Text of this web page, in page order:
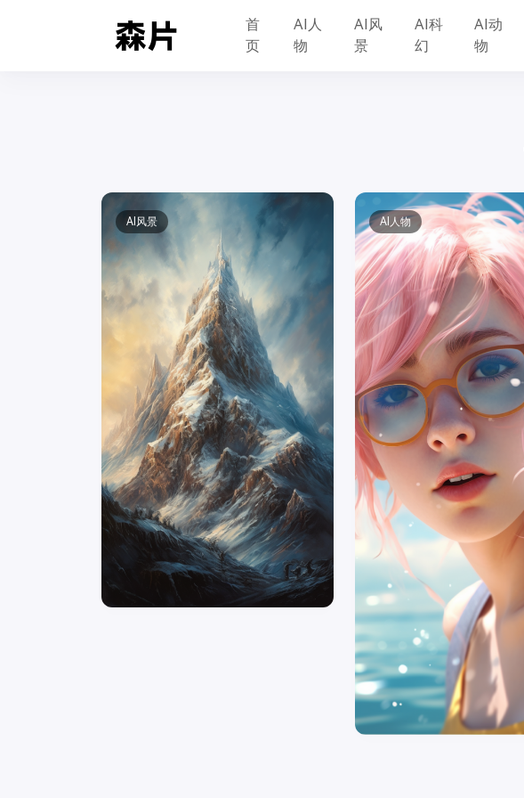
首
页
AI人
物
AI风
景
AI科
幻
AI动
物
AI风景
AI人物